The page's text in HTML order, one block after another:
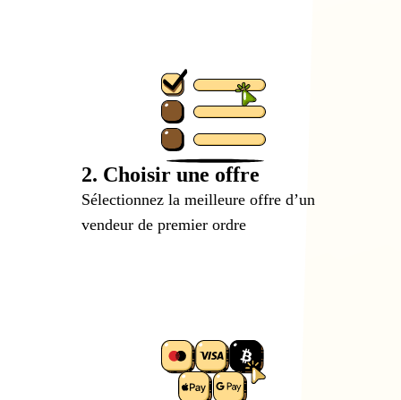
2. Choisir une offre
Sélectionnez la meilleure offre d’un
vendeur de premier ordre